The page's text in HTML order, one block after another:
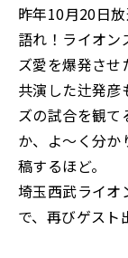
昨年10月20日
語れ！ライオン
ズ愛を爆発させ
共演した辻発彦
ズの試合を観て
か、よ～く分か
稿するほど。
埼玉西武ライオ
で、再びゲスト